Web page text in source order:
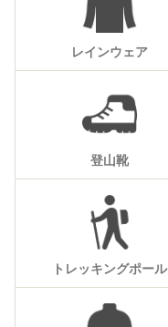
レインウェア
登山靴
トレッキングポール